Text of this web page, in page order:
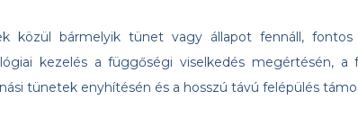
közül bármelyik tünet vagy állapot fennáll,
kezelés a függőségi viselkedés megértésén,
tünetek enyhítésén és a hosszú távú felépülés